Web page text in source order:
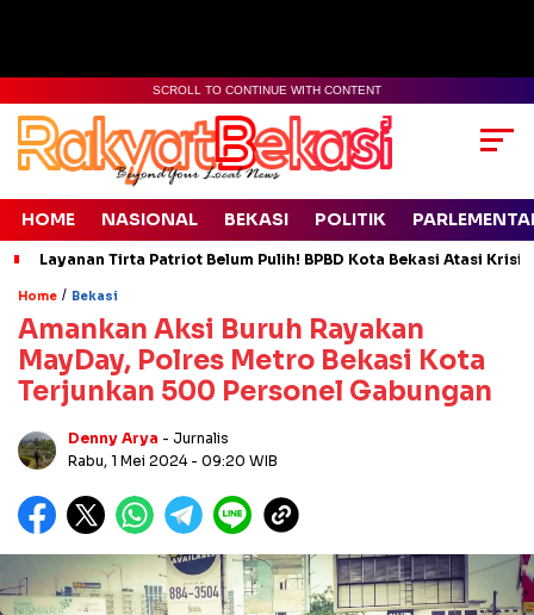
SCROLL TO CONTINUE WITH CONTENT
HOME NASIONAL BEKASI POLITIK
Layanan Tirta Patriot Belum Pulih! BPBD Kota Bekasi Atasi
Home / Bekasi
Amankan Aksi Buruh Rayakan
MayDay, Polres Metro Bekasi Kota
Terjunkan 500 Personel Gabungan
Denny Arya - Jurnalis
Rabu, 1 Mei 2024 - 09:20 WIB